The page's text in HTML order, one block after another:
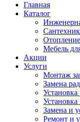
Главная
Каталог
Отопление
Мебель
Акции
Услуги
Монтаж
Замена
Установка
Замена и
Ремонт и